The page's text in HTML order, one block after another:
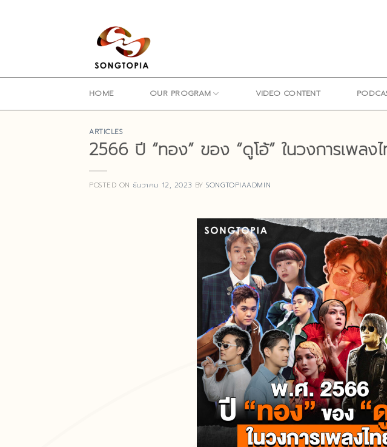
HOME OUR PROGRAM VIDEO CONTENT
ARTICLES
2566 ปี “ทอง” ของ “ดูโอ้” ในวงการเพลง
POSTED ON ธันวาคม 12, 2023 BYSONGTOPIAADMIN